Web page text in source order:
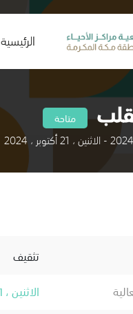
الرئيسية
(current)
متاحة
تثقيف
الاثنين ، 21 أكتوبر ، 2024